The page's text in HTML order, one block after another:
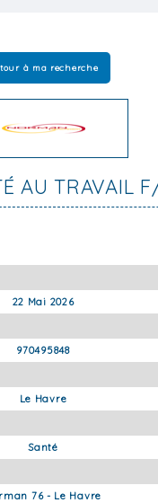
à ma recherche
AU TRAVAIL
22 Mai 2026
970495848
Le Havre
Santé
76 - Le Havre